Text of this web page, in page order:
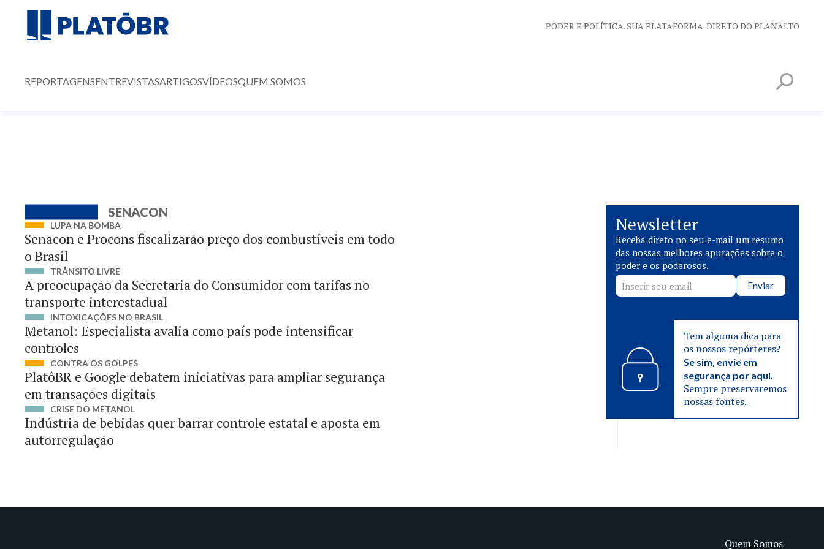
PODER E POLÍTICA. SUA PLATAFORMA. DIRETO DO PLANALTO
REPORTAGENSENTREVISTASARTIGOSVÍDEOSQUEM SOMOS
SENACON
LUPA NA BOMBA
Senacon e Procons fiscalizarão preço dos combustíveis em todo
o Brasil
TRÂNSITO LIVRE
A preocupação da Secretaria do Consumidor com tarifas no
transporte interestadual
INTOXICAÇÕES NO BRASIL
Metanol: Especialista avalia como país pode intensificar
controles
CONTRA OS GOLPES
PlatôBR e Google debatem iniciativas para ampliar segurança
em transações digitais
CRISE DO METANOL
Indústria de bebidas quer barrar controle estatal e aposta em
autorregulação
Newsletter
Receba direto no seu e-mail um resumo
das nossas melhores apurações sobre o
poder e os poderosos.
Enviar
Tem alguma dica para
os nossos repórteres?
Se sim, envie em
segurança por aqui.
Sempre preservaremos
nossas fontes.
Quem Somos